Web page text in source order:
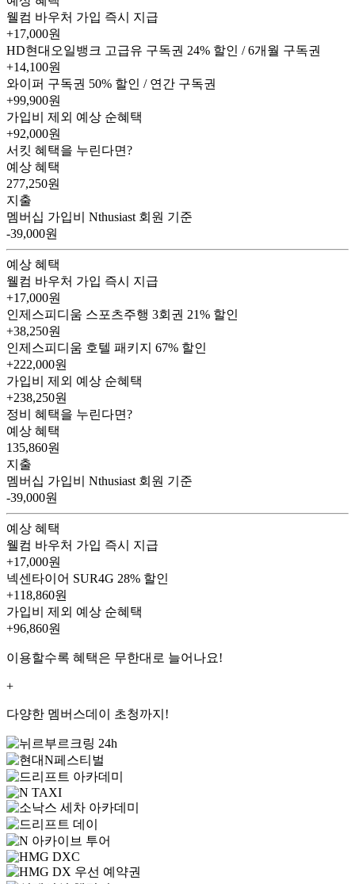
웰컴 바우처 가입 즉시 지급
+17,000원
HD현대오일뱅크 고급유 구독권 24% 할인 / 6개월 구독권
+14,100원
와이퍼 구독권 50% 할인 / 연간 구독권
+99,900원
가입비 제외 예상 순혜택
+92,000원
서킷 혜택을 누린다면?
예상 혜택
277,250원
지출
멤버십 가입비
Nthusiast 회원 기준
-39,000원
예상 혜택
웰컴 바우처 가입 즉시 지급
+17,000원
인제스피디움 스포츠주행 3회권 21% 할인
+38,250원
인제스피디움 호텔 패키지 67% 할인
+222,000원
가입비 제외 예상 순혜택
+238,250원
정비 혜택을 누린다면?
예상 혜택
135,860원
지출
멤버십 가입비
Nthusiast 회원 기준
-39,000원
예상 혜택
웰컴 바우처 가입 즉시 지급
+17,000원
넥센타이어 SUR4G 28% 할인
+118,860원
가입비 제외 예상 순혜택
+96,860원
이용할수록 혜택은 무한대로 늘어나요!
+
다양한 멤버스데이 초청까지!